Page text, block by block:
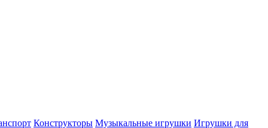
Конструкторы Музыкальные игрушки Игрушки для